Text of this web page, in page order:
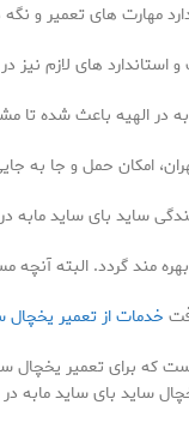
دارد مهارت های تعمیر
و استاندارد های لازم
در الهیه باعث شده تا
امکان حمل و جا به
ساید بای ساید
مند گردد. البته
خدمات از تعمیر یخچال
که برای تعمیر یخچال
ساید بای ساید مابه